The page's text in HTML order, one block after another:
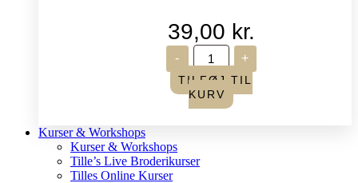
39,00 kr.
-
John
James
-
Perlenåle
Krumme
+
TILFØJ TIL
KURV
Kurser & Workshops
Kurser & Workshops
Tille’s Live Broderikurser
Tilles Online Kurser